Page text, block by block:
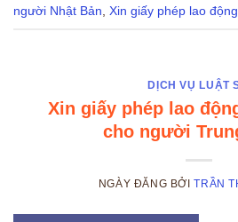
người Nhật Bản Xin giấy phép lao
DỊCH VỤ LUẬT
Xin giấy phép lao
cho người
NGÀY ĐĂNG BỞITRẦN